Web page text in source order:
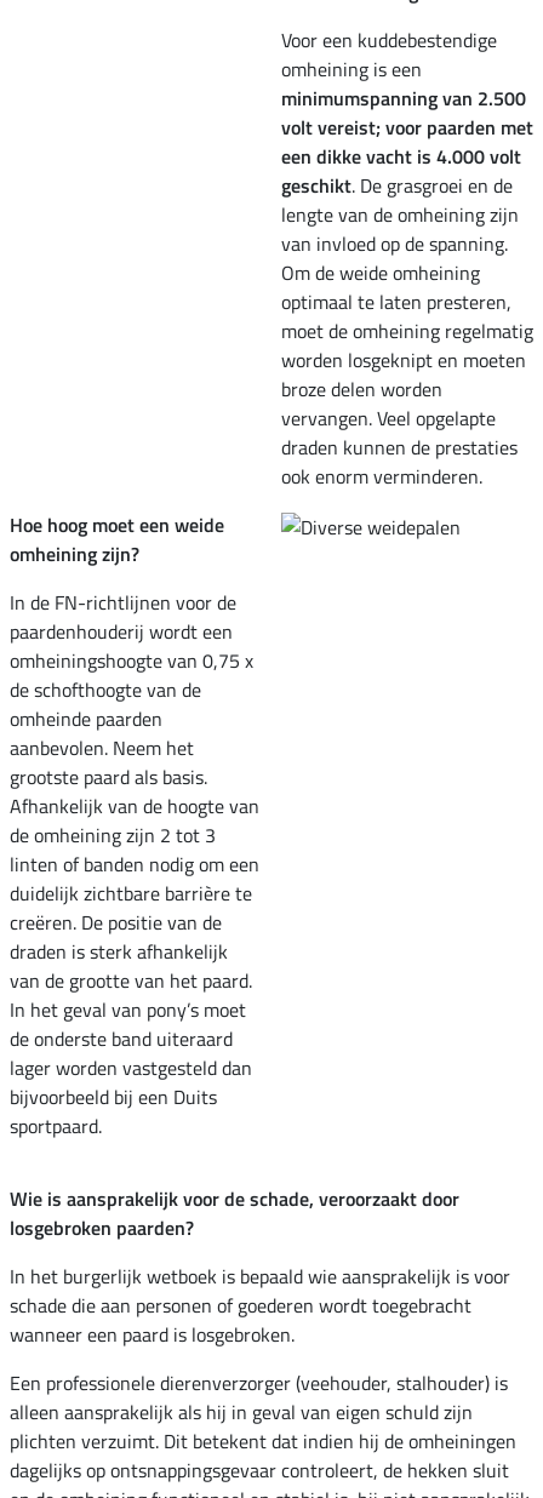
Voor een kuddebestendige
omheining is een
minimumspanning van 2.500
volt vereist;voor paarden met
een dikke vacht is 4.000 volt
geschikt. De grasgroei en de
lengte van de omheining zijn
van invloed op de spanning.
Om de weide omheining
optimaal te laten presteren,
moet de omheining regelmatig
worden losgeknipt en moeten
broze delen worden
vervangen. Veel opgelapte
draden kunnen de prestaties
ook enorm verminderen.
Hoe hoog moet een weide
omheining zijn?
In de FN-richtlijnen voor de
paardenhouderij wordt een
omheiningshoogte van 0,75 x
de schofthoogte van de
omheinde paarden
aanbevolen. Neem het
grootste paard als basis.
Afhankelijk van de hoogte van
de omheining zijn 2 tot 3
linten of banden nodig om een
duidelijk zichtbare barrière te
creëren. De positie van de
draden is sterk afhankelijk
van de grootte van het paard.
In het geval van pony’s moet
de onderste band uiteraard
lager worden vastgesteld dan
bijvoorbeeld bij een Duits
sportpaard.
Wie is aansprakelijk voor de schade, veroorzaakt door
losgebroken paarden?
In het burgerlijk wetboek is bepaald wie aansprakelijk is voor
schade die aan personen of goederen wordt toegebracht
wanneer een paard is losgebroken.
Een professionele dierenverzorger (veehouder, stalhouder) is
alleen aansprakelijk als hij in geval van eigen schuld zijn
plichten verzuimt. Dit betekent dat indien hij de omheiningen
dagelijks op ontsnappingsgevaar controleert, de hekken sluit